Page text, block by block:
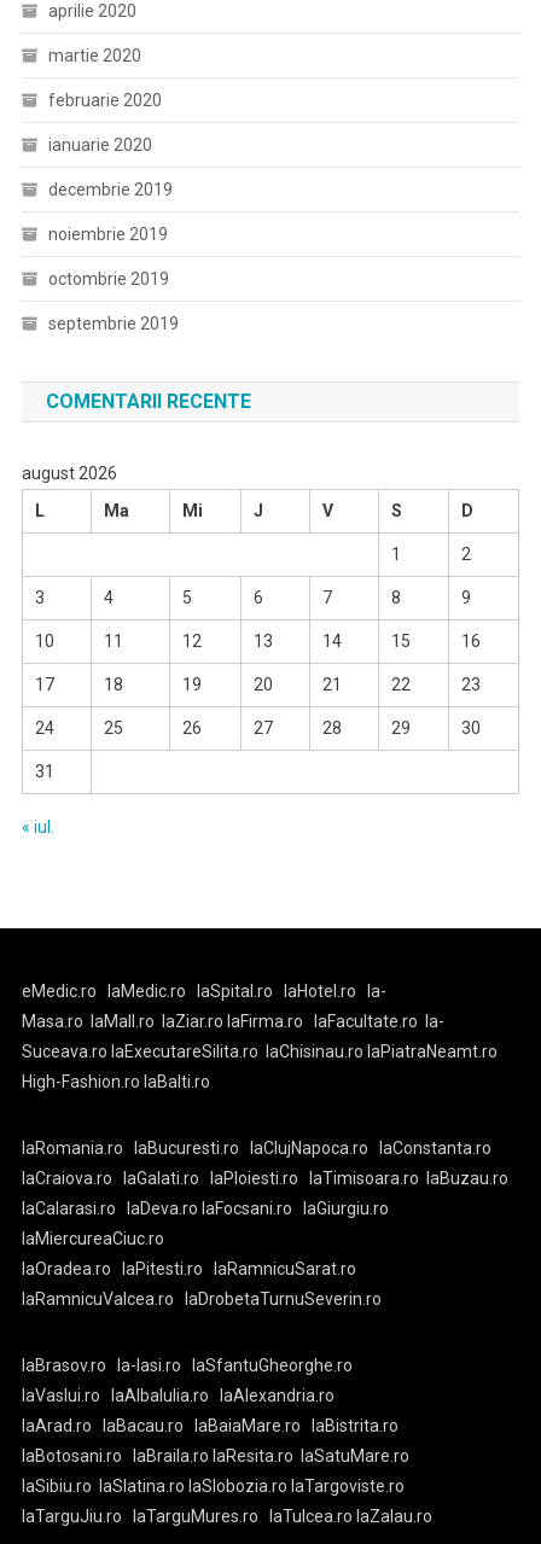
aprilie 2020
martie 2020
februarie 2020
ianuarie 2020
decembrie 2019
noiembrie 2019
octombrie 2019
septembrie 2019
COMENTARII RECENTE
august 2026
L
Ma Mi J V S D
1 2
3 4 5 6 7 8 9
10 11 12 13 14 15 16
17 18 19 20 21 22 23
24 25 26 27 28 29 30
31
« iul.
eMedic.ro laMedic.ro laSpital.ro laHotel.ro
la-
Masa.ro
laMall.ro laZiar.ro laFirma.ro laFacultate.ro
la-
Suceava.ro laExecutareSilita.ro laChisinau.ro laPiatraNeamt.ro
High-Fashion.ro laBalti.ro
laRomania.ro laBucuresti.ro laClujNapoca.ro
laConstanta.ro
laCraiova.ro
laGalati.ro laPloiesti.ro laTimisoara.ro
laBuzau.ro
laCalarasi.ro
laDeva.ro laFocsani.ro
laGiurgiu.ro
laMiercureaCiuc.ro
laOradea.ro
laPitesti.ro
laRamnicuSarat.ro
laRamnicuValcea.ro
laDrobetaTurnuSeverin.ro
laBrasov.ro la-Iasi.ro
laSfantuGheorghe.ro
laVaslui.ro
laAlbaIulia.ro
laAlexandria.ro
laArad.ro
laBacau.ro laBaiaMare.ro
laBistrita.ro
laBotosani.ro
laBraila.ro laResita.ro
laSatuMare.ro
laSibiu.ro
laSlatina.ro laSlobozia.ro laTargoviste.ro
laTarguJiu.ro
laTarguMures.ro laTulcea.ro laZalau.ro